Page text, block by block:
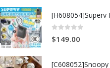
$149.00